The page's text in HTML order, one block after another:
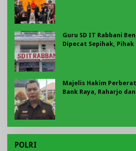
Guru SD IT Rabbani
Dipecat Sepihak,
Majelis Hakim
Bank Raya, Raharjo
POLRI